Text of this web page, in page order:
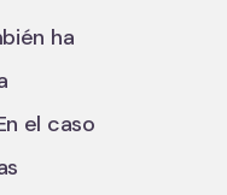
ha
el caso